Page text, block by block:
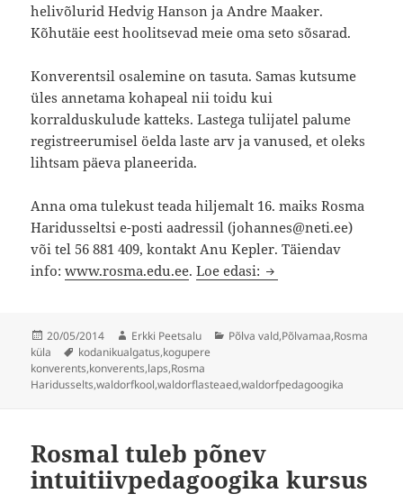
helivõlurid Hedvig Hanson ja Andre Maaker.
Kõhutäie eest hoolitsevad meie oma seto sõsarad.
Konverentsil osalemine on tasuta. Samas kutsume
üles annetama kohapeal nii toidu kui
korralduskulude katteks. Lastega tulijatel palume
registreerumisel öelda laste arv ja vanused, et oleks
lihtsam päeva planeerida.
Anna oma tulekust teada hiljemalt 16. maiks Rosma
Haridusseltsi e-posti aadressil (johannes@neti.ee)
või tel 56 881 409, kontakt Anu Kepler. Täiendav
info:www.rosma.edu.ee.Loe edasi: Rosma Haridusselts
Postitatud
20/05/2014 Autor
Erkki Peetsalu Rubriigid
Põlva vald,Põlvamaa,Rosma
küla
Sildid
kodanikualgatus,kogupere
konverents,konverents,laps,Rosma
Haridusselts,waldorfkool,waldorflasteaed,waldorfpedagoogika
Rosmal tuleb põnev
intuitiivpedagoogika kursus